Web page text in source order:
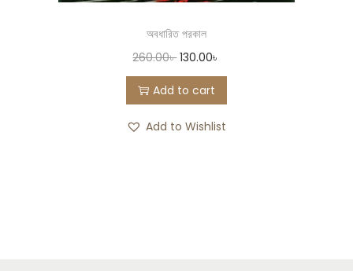
অবধারিত পরকাল
260.00৳ 130.00৳
Add to cart
Add to Wishlist